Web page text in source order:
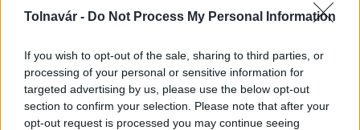
Tolnavár - Do Not Process My Personal Information
If you wish to opt-out of the sale, sharing to third parties, or
processing of your personal or sensitive information for
targeted advertising by us, please use the below opt-out
section to confirm your selection. Please note that after your
opt-out request is processed you may continue seeing